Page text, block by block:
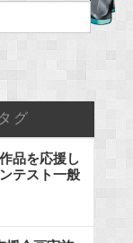
タグ
品を応援し
テスト一般